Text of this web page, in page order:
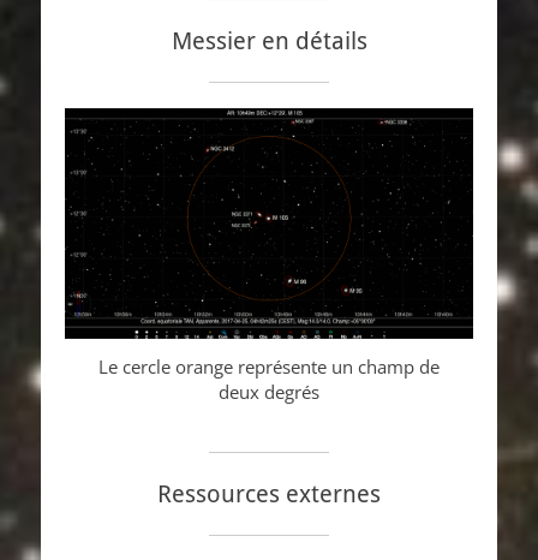
Messier en détails
Le cercle orange représente un champ de
deux degrés
Ressources externes